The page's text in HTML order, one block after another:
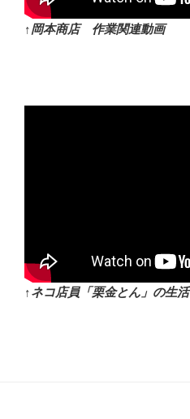
↑岡本商店 作業関連動画
↑ネコ店員「栗金とん」の生活